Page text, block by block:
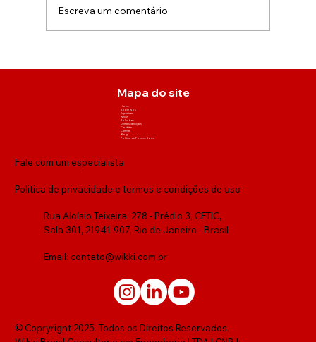
Escreva um comentário
Mapa do site
Home
Sobre Nós
Expertises
Nexus
Soluções
Demais Serviços
Contato
Carreira
Blog
Política de Fornecedores
Fale com um especialista
Politica de privacidade e termos e condições de uso
Rua Aloísio Teixeira, 278 - Prédio 3, CETIC,
Sala 301, 21941-907, Rio de Janeiro - Brasil
Email: contato@wikki.com.br
© Copryright 2025. Todos os Direitos Reservados.